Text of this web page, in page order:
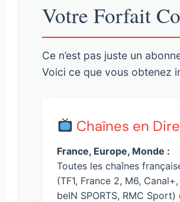
Votre Forfait
Ce n’est pas juste un
Voici ce que vous obtenez
Chaînes en
France, Europe, Monde :
Toutes les chaînes
(TF1, France 2, M6, Canal+,
beIN SPORTS, RMC Sport)